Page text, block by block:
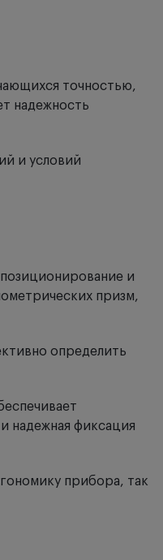
точностью,
надежность
и условий
и
призм,
определить
надежная фиксация
прибора, так